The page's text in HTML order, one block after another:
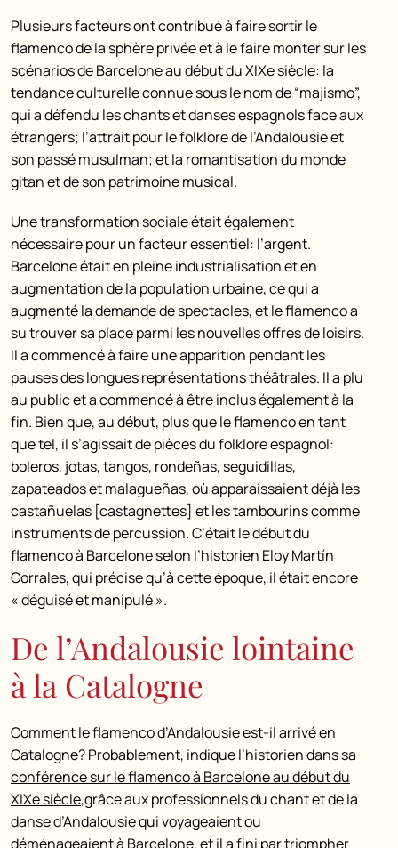
Plusieurs facteurs ont contribué à faire sortir le
flamenco de la sphère privée et à le faire monter sur les
scénarios de Barcelone au début du XIXe siècle: la
tendance culturelle connue sous le nom de “majismo”,
qui a défendu les chants et danses espagnols face aux
étrangers; l’attrait pour le folklore de l’Andalousie et
son passé musulman; et la romantisation du monde
gitan et de son patrimoine musical.
Une transformation sociale était également
nécessaire pour un facteur essentiel: l’argent.
Barcelone était en pleine industrialisation et en
augmentation de la population urbaine, ce qui a
augmenté la demande de spectacles, et le flamenco a
su trouver sa place parmi les nouvelles offres de loisirs.
Il a commencé à faire une apparition pendant les
pauses des longues représentations théâtrales. Il a plu
au public et a commencé à être inclus également à la
fin. Bien que, au début, plus que le flamenco en tant
que tel, il s’agissait de pièces du folklore espagnol:
boleros, jotas, tangos, rondeñas, seguidillas,
zapateados et malagueñas, où apparaissaient déjà les
castañuelas [castagnettes] et les tambourins comme
instruments de percussion. C’était le début du
flamenco à Barcelone selon l’historien Eloy Martín
Corrales, qui précise qu’à cette époque, il était encore
« déguisé et manipulé ».
De l’Andalousie lointaine
à la Catalogne
Comment le flamenco d’Andalousie est-il arrivé en
Catalogne? Probablement, indique l’historien dans sa
conférence sur le flamenco à Barcelone au début du
XIXe siècle,grâce aux professionnels du chant et de la
danse d’Andalousie qui voyageaient ou
déménageaient à Barcelone, et il a fini par triompher